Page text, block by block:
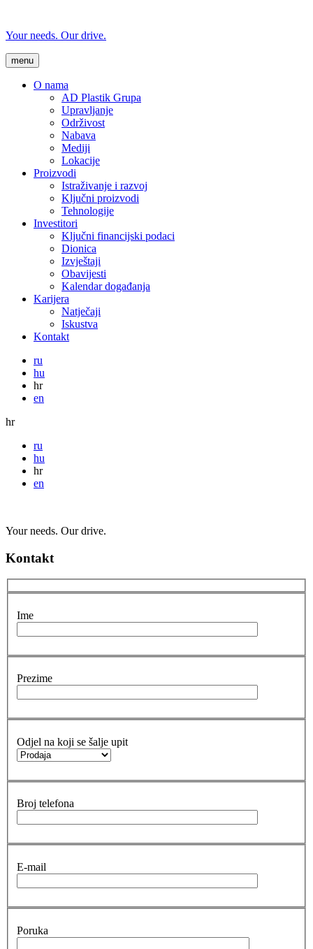
Your needs. Our drive.
menu
O nama
AD Plastik Grupa
Upravljanje
Održivost
Nabava
Mediji
Lokacije
Proizvodi
Istraživanje i razvoj
Ključni proizvodi
Tehnologije
Investitori
Ključni financijski podaci
Dionica
Izvještaji
Obavijesti
Kalendar događanja
Karijera
Natječaji
Iskustva
Kontakt
ru
hu
hr
en
hr
ru
hu
hr
en
Your needs. Our drive.
Kontakt
Ime
Prezime
Odjel na koji se šalje upit
Broj telefona
E-mail
Poruka